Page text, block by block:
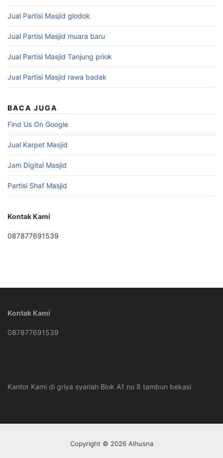
Jual Partisi Masjid glodok
Jual Partisi Masjid muara baru
Jual Partisi Masjid Tanjung priok
Jual Partisi Masjid rawa badak
BACA JUGA
Find Us On Google
Jual Karpet Masjid
Jam Digital Masjid
Partisi Shaf Masjid
Kontak Kami
087877691539
Kontak Kami
087877691539
Kantor Kami di griya syariah Blok A1 no 8 tambun bekasi
Copyright © 2026 Alhusna